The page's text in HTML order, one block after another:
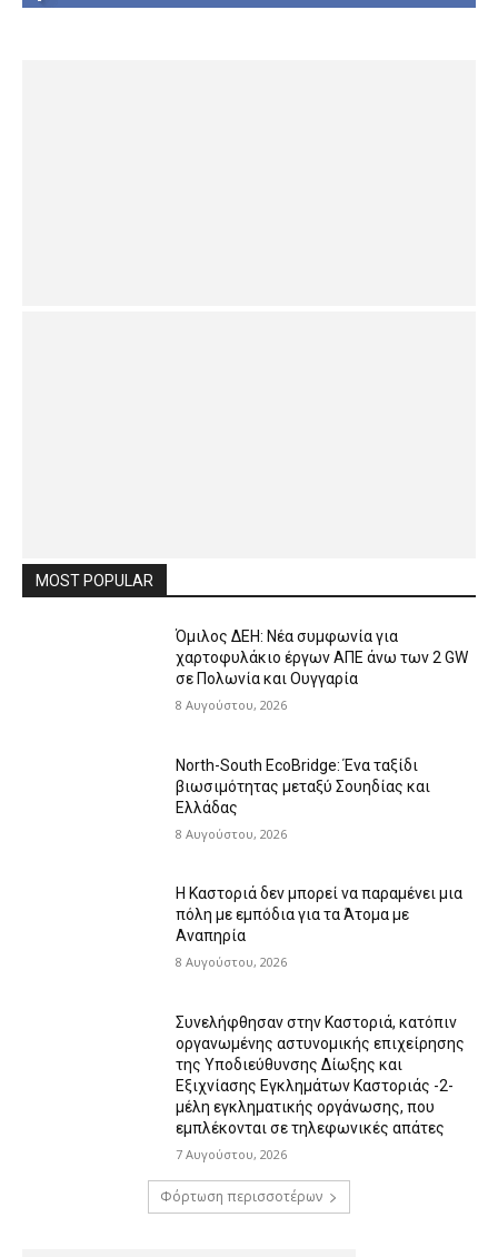
MOST POPULAR
Όμιλος ΔΕΗ: Νέα συμφωνία για
χαρτοφυλάκιο έργων ΑΠΕ άνω των 2 GW
σε Πολωνία και Ουγγαρία
8 Αυγούστου, 2026
North-South EcoBridge: Ένα ταξίδι
βιωσιμότητας μεταξύ Σουηδίας και
Ελλάδας
8 Αυγούστου, 2026
Η Καστοριά δεν μπορεί να παραμένει μια
πόλη με εμπόδια για τα Άτομα με
Αναπηρία
8 Αυγούστου, 2026
Συνελήφθησαν στην Καστοριά, κατόπιν
οργανωμένης αστυνομικής επιχείρησης
της Υποδιεύθυνσης Δίωξης και
Εξιχνίασης Εγκλημάτων Καστοριάς -2-
μέλη εγκληματικής οργάνωσης, που
εμπλέκονται σε τηλεφωνικές απάτες
7 Αυγούστου, 2026
Φόρτωση περισσοτέρων